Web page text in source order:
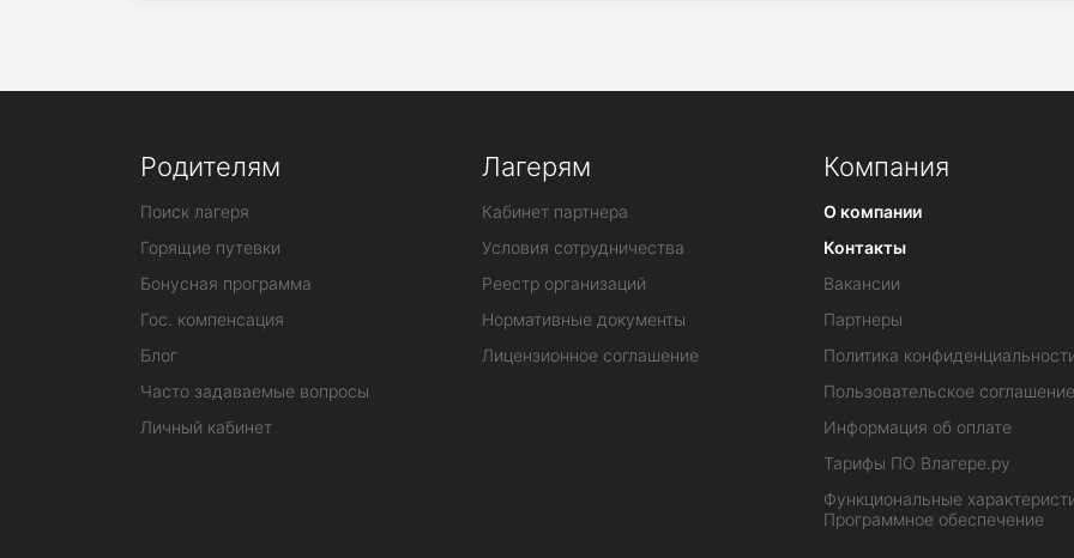
Родителям
Поиск лагеря
Горящие путевки
Бонусная программа
Гос. компенсация
Блог
Часто задаваемые вопросы
Личный кабинет
Лагерям
Кабинет партнера
Условия сотрудничества
Реестр организаций
Нормативные документы
Лицензионное соглашение
Компания
О компании
Контакты
Вакансии
Партнеры
Политика
Пользовательское соглашение
Информация об оплате
Тарифы ПО Влагере.ру
Функциональные
Программное обеспечение